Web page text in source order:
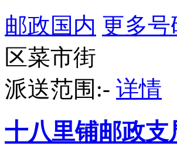
邮政国内 更多号
区菜市街
派送范围:- 详情
十八里铺邮政支